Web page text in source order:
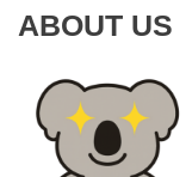
ABOUT US